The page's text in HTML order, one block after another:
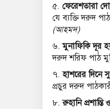
৫. ফেরেশতারা
যে ব্যক্তি দরুদ
(আহমদ)
৬.মুনাফিকি দূর
দরুদ শরিফ পাঠ
৭.হাশরের দিনে
প্রচুর দরুদ
৮.রুহানি